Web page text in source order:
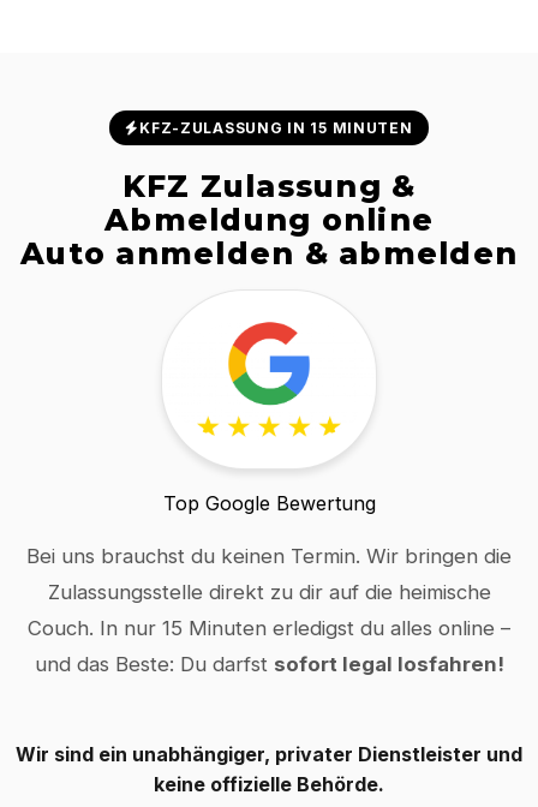
KFZ-ZULASSUNG IN 15 MINUTEN
KFZ Zulassung &
Abmeldung online
Auto anmelden & abmelden
Top Google Bewertung
Bei uns brauchst du keinen Termin. Wir bringen die
Zulassungsstelle direkt zu dir auf die heimische
Couch. In nur 15 Minuten erledigst du alles online –
und das Beste: Du darfst sofort legal losfahren!
Wir sind ein unabhängiger, privater Dienstleister und
keine offizielle Behörde.